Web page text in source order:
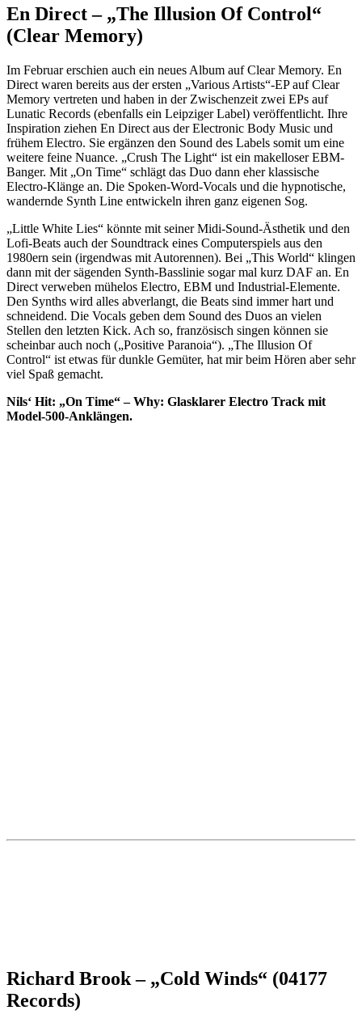
En Direct – „The Illusion Of Control“
(Clear Memory)
Im Februar erschien auch ein neues Album auf Clear Memory. En
Direct waren bereits aus der ersten „Various Artists“-EP auf Clear
Memory vertreten und haben in der Zwischenzeit zwei EPs auf
Lunatic Records (ebenfalls ein Leipziger Label) veröffentlicht. Ihre
Inspiration ziehen En Direct aus der Electronic Body Music und
frühem Electro. Sie ergänzen den Sound des Labels somit um eine
weitere feine Nuance. „Crush The Light“ ist ein makelloser EBM-
Banger. Mit „On Time“ schlägt das Duo dann eher klassische
Electro-Klänge an. Die Spoken-Word-Vocals und die hypnotische,
wandernde Synth Line entwickeln ihren ganz eigenen Sog.
„Little White Lies“ könnte mit seiner Midi-Sound-Ästhetik und den
Lofi-Beats auch der Soundtrack eines Computerspiels aus den
1980ern sein (irgendwas mit Autorennen). Bei „This World“ klingen
dann mit der sägenden Synth-Basslinie sogar mal kurz DAF an. En
Direct verweben mühelos Electro, EBM und Industrial-Elemente.
Den Synths wird alles abverlangt, die Beats sind immer hart und
schneidend. Die Vocals geben dem Sound des Duos an vielen
Stellen den letzten Kick. Ach so, französisch singen können sie
scheinbar auch noch („Positive Paranoia“). „The Illusion Of
Control“ ist etwas für dunkle Gemüter, hat mir beim Hören aber sehr
viel Spaß gemacht.
Nils‘ Hit: „On Time“ – Why: Glasklarer Electro Track mit
Model-500-Anklängen.
Richard Brook – „Cold Winds“ (04177
Records)